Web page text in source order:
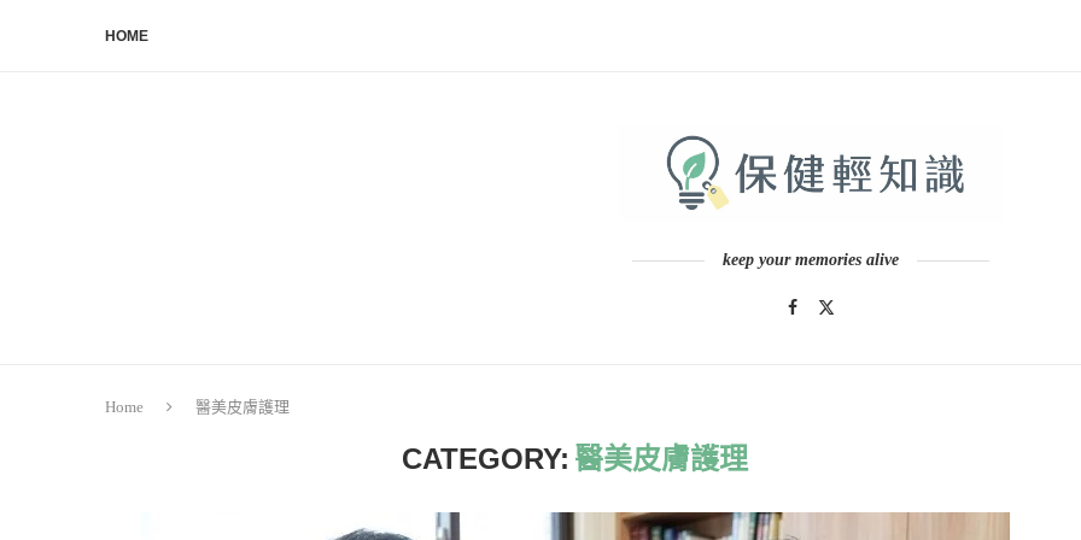
HOME
keep your memories alive
Home 醫美皮膚護理
CATEGORY: 醫美皮膚護理